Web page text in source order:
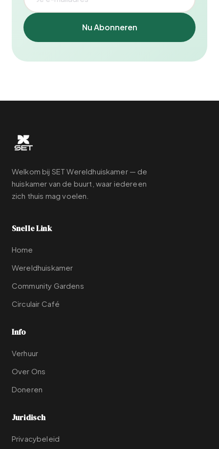
Nu Abonneren
Welkom bij SET Wereldhuiskamer — de
huiskamer van de buurt, waar iedereen
zich thuis mag voelen.
Snelle Link
Home
Wereldhuiskamer
Community Gardens
Circulair Café
Info
Verhuur
Over Ons
Doneren
Juridisch
Privacybeleid